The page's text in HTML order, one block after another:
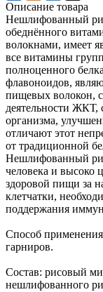
Описание товара
Нешлифованный
обеднённого
волокнами, имеет
все витамины
полноценного
флавоноидов,
пищевых волокон,
деятельности ЖКТ,
организма,
отличают этот
от традиционной
Нешлифованный
человека и высоко
здоровой пищи за
клетчатки,
поддержания
Способ
гарниров.
Состав: рисовый
нешлифованного